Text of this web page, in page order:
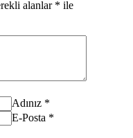
alanlar * ile
Adınız *
E-Posta *